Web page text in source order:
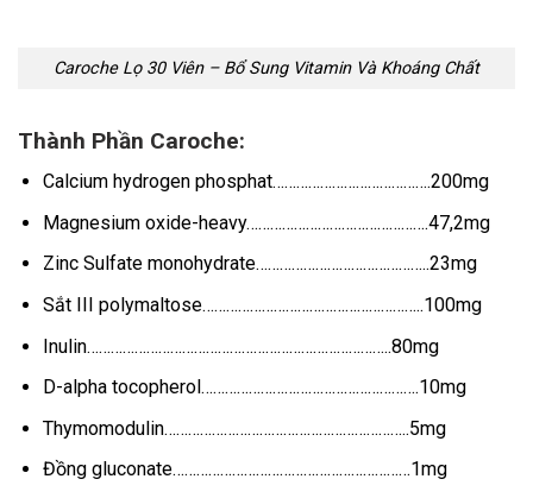
Caroche Lọ 30 Viên – Bổ Sung Vitamin Và Khoáng Chất
Thành Phần Caroche:
Calcium hydrogen phosphat………………………………….200mg
Magnesium oxide-heavy……………………………………….47,2mg
Zinc Sulfate monohydrate……………………………………..23mg
Sắt III polymaltose………………………………………………..100mg
Inulin…………………………………………………………………..80mg
D-alpha tocopherol……………………………………………….10mg
Thymomodulin……………………………………………………..5mg
Đồng gluconate……………………………………………………1mg